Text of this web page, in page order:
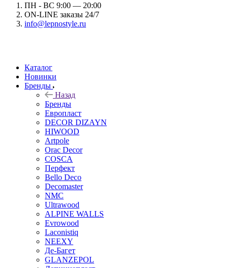
ПН - ВС 9:00 — 20:00
ON-LINE заказы 24/7
info@lepnostyle.ru
Каталог
Новинки
Бренды
Назад
Бренды
Европласт
DECOR DIZAYN
HIWOOD
Artpole
Orac Decor
COSCA
Перфект
Bello Deco
Decomaster
NMС
Ultrawood
ALPINE WALLS
Evrowood
Laconistiq
NEEXY
Де-Багет
GLANZEPOL